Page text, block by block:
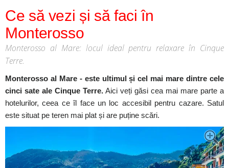
Ce să vezi și să faci în
Monterosso
Monterosso al Mare: locul ideal pentru relaxare în Cinque
Terre.
Monterosso al Mare - este ultimul și cel mai mare dintre cele
cinci sate ale Cinque Terre. Aici veți găsi cea mai mare parte a
hotelurilor, ceea ce îl face un loc accesibil pentru cazare. Satul
este situat pe teren mai plat și are puține scări.